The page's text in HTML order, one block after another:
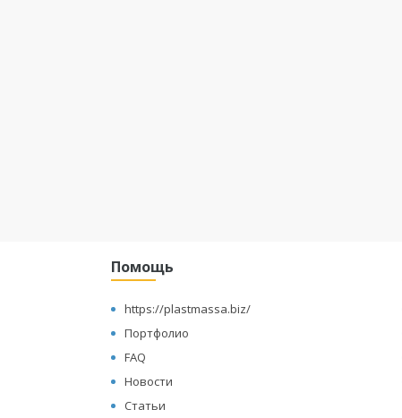
Помощь
https://plastmassa.biz/
Портфолио
FAQ
Новости
Статьи